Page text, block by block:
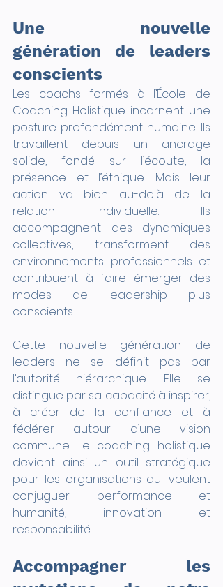
Une nouvelle
génération de leaders
conscients
Les coachs formés à l’École de
Coaching Holistique incarnent une
posture profondément humaine. Ils
travaillent depuis un ancrage
solide, fondé sur l’écoute, la
présence et l’éthique. Mais leur
action va bien au-delà de la
relation individuelle. Ils
accompagnent des dynamiques
collectives, transforment des
environnements professionnels et
contribuent à faire émerger des
modes de leadership plus
conscients.
Cette nouvelle génération de
leaders ne se définit pas par
l’autorité hiérarchique. Elle se
distingue par sa capacité à inspirer,
à créer de la confiance et à
fédérer autour d’une vision
commune. Le coaching holistique
devient ainsi un outil stratégique
pour les organisations qui veulent
conjuguer performance et
humanité, innovation et
responsabilité.
Accompagner les